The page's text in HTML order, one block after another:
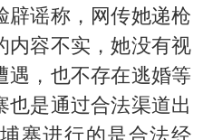
辟谣称，网传她递枪
内容不实，她没有视
遇，也不存在逃婚等
是通过合法渠道出
寨进行的是合法经